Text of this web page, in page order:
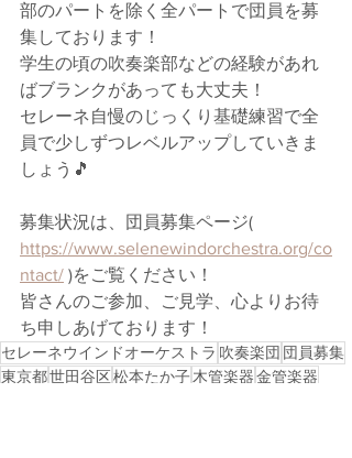
部のパートを除く全パートで団員を募
集しております！
学生の頃の吹奏楽部などの経験があれ
ばブランクがあっても大丈夫！
セレーネ自慢のじっくり基礎練習で全
員で少しずつレベルアップしていきま
しょう🎵
募集状況は、団員募集ページ(
https://www.selenewindorchestra.org/co
ntact/ )をご覧ください！
皆さんのご参加、ご見学、心よりお待
ち申しあげております！
セレーネウインドオーケストラ 吹奏楽団 団員募集
東京都世田谷区松本たか子木管楽器金管楽器